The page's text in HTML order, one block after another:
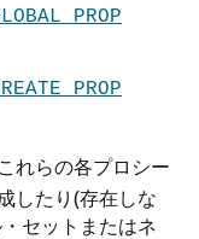
れらの各プロシー
したり(存在しな
セットまたはネ